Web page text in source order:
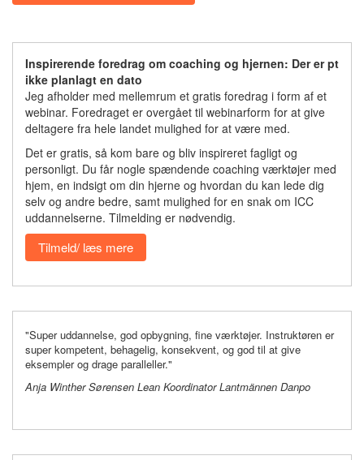
Inspirerende foredrag om coaching og hjernen: Der er pt
ikke planlagt en dato
Jeg afholder med mellemrum et gratis foredrag i form af et
webinar. Foredraget er overgået til webinarform for at give
deltagere fra hele landet mulighed for at være med.
Det er gratis, så kom bare og bliv inspireret fagligt og
personligt. Du får nogle spændende coaching værktøjer med
hjem, en indsigt om din hjerne og hvordan du kan lede dig
selv og andre bedre, samt mulighed for en snak om ICC
uddannelserne. Tilmelding er nødvendig.
Tilmeld/ læs mere
"Super uddannelse, god opbygning, fine værktøjer. Instruktøren er
super kompetent, behagelig, konsekvent, og god til at give
eksempler og drage paralleller."
Anja Winther Sørensen Lean Koordinator Lantmännen Danpo